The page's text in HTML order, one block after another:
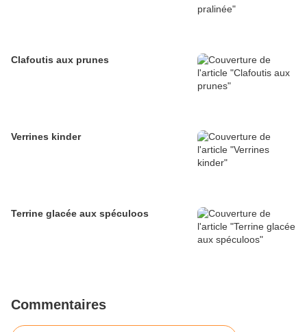
Clafoutis aux prunes
Verrines kinder
Terrine glacée aux spéculoos
Commentaires